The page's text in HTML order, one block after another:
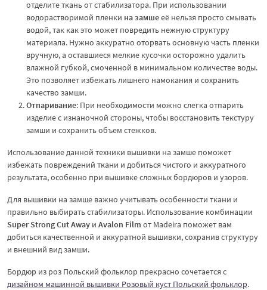
отделите ткань от стабилизатора. При использовании
водорастворимой пленки на замшееё нельзя просто смывать
водой, так как это может повредить нежную структуру
материала. Нужно аккуратно оторвать основную часть пленки
вручную, а оставшиеся мелкие кусочки осторожно удалить
влажной губкой, смоченной в минимальном количестве воды.
Это позволяет избежать лишнего намокания и сохранить
качество замши.
Отпаривание: При необходимости можно слегка отпарить
изделие с изнаночной стороны, чтобы восстановить текстуру
замши и сохранить объем стежков.
Использование данной техники вышивки на замше поможет
избежать повреждений ткани и добиться чистого и аккуратного
результата, особенно при вышивке сложных бордюров и узоров.
Для вышивки на замше важно учитывать особенности ткани и
правильно выбирать стабилизаторы. Использование комбинации
Super Strong Cut Away и Avalon Film от Madeira поможет вам
добиться качественной и аккуратной вышивки, сохранив структуру
и внешний вид замши.
Бордюр из роз Польский фольклор прекрасно сочетается с
дизайном машинной вышивки Розовый куст Польский фольклор.